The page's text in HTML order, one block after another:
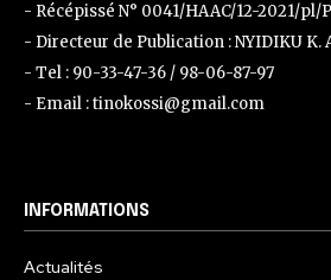
- Récépissé N° 0041/HAAC/12-2021/pl/P
- Directeur de Publication : NYIDIKU K.
- Tel : 90-33-47-36 / 98-06-87-97
- Email : tinokossi@gmail.com
INFORMATIONS
Actualités